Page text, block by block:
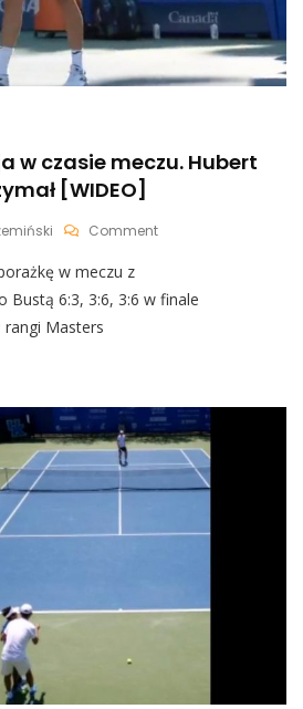
w czasie meczu. Hubert
[WIDEO]
CommentOn
W
Wytrzymał
[WIDEO]
w meczu z
Bustą 6:3, 3:6, 3:6 w finale
Masters